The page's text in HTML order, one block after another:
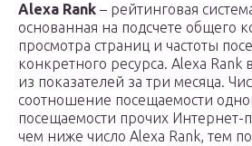
Alexa Rank – рейтинговая
основанная на подсчете общего
просмотра страниц и частоты
конкретного ресурса. Alexa Rank
из показателей за три месяца.
соотношение посещаемости
посещаемости прочих Интернет-
чем ниже число Alexa Rank, тем